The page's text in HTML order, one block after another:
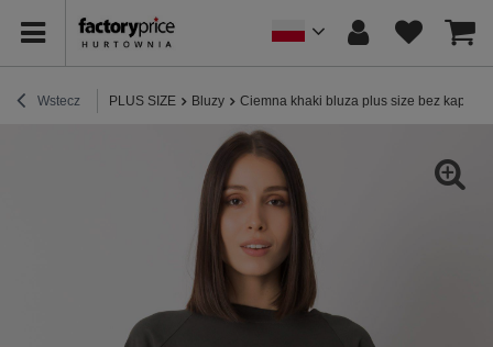
Wstecz PLUS SIZE Bluzy Ciemna khaki bluza plus size bez kaptura